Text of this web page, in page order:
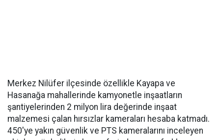
Merkez Nilüfer ilçesinde özellikle Kayapa ve
Hasanağa mahallerinde kamyonetle inşaatların
şantiyelerinden 2 milyon lira değerinde inşaat
malzemesi çalan hırsızlar kameraları hesaba katmadı.
450'ye yakın güvenlik ve PTS kameralarını inceleyen